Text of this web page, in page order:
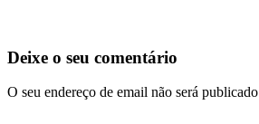
Deixe o seu comentário
O seu endereço de email não será publicado